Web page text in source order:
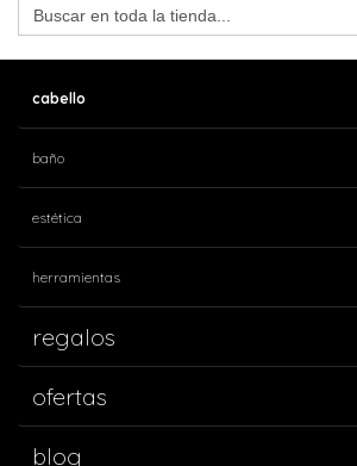
cabello
baño
estética
herramientas
regalos
ofertas
blog